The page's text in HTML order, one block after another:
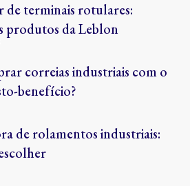
de terminais rotulares:
produtos da Leblon
correias industriais com o
benefício?
de rolamentos industriais: